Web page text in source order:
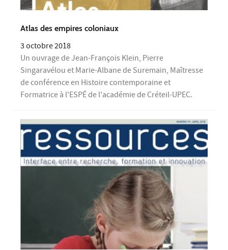
Atlas des empires coloniaux
3 octobre 2018
Un ouvrage de Jean-François Klein, Pierre
Singaravélou et Marie-Albane de Suremain, Maîtresse
de conférence en Histoire contemporaine et
Formatrice à l'ESPÉ de l'académie de Créteil-UPEC.